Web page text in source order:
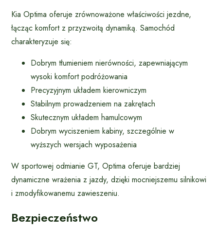
Kia Optima oferuje zrównoważone właściwości jezdne,
łącząc komfort z przyzwoitą dynamiką. Samochód
charakteryzuje się:
Dobrym tłumieniem nierówności, zapewniającym
wysoki komfort podróżowania
Precyzyjnym układem kierowniczym
Stabilnym prowadzeniem na zakrętach
Skutecznym układem hamulcowym
Dobrym wyciszeniem kabiny, szczególnie w
wyższych wersjach wyposażenia
W sportowej odmianie GT, Optima oferuje bardziej
dynamiczne wrażenia z jazdy, dzięki mocniejszemu silnikowi
i zmodyfikowanemu zawieszeniu.
Bezpieczeństwo